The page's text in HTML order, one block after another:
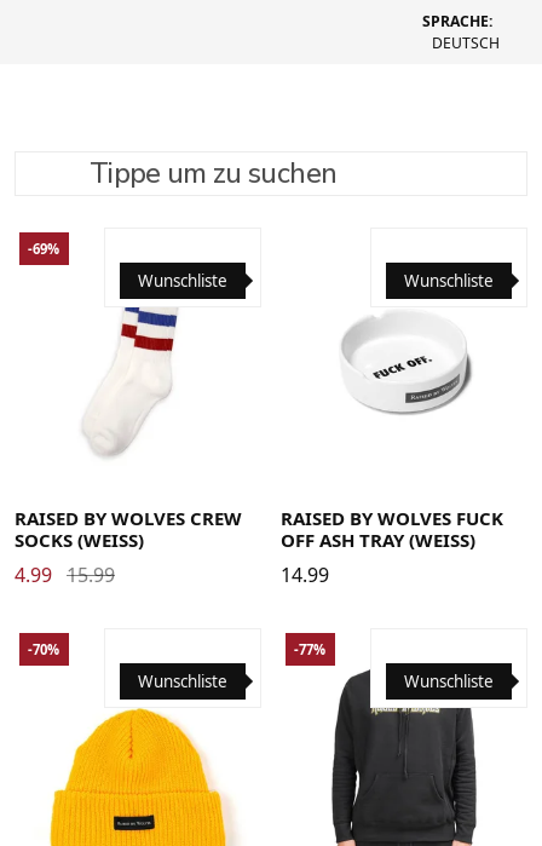
SPRACHE:
DEUTSCH
Tippe um zu suchen
SUCHE VERFEINERN EMPFOHLEN
Wunschliste
-69%
RAISED BY WOLVES CREW
SOCKS (WEISS)
4.99 15.99
Wunschliste
RAISED BY WOLVES FUCK
OFF ASH TRAY (WEISS)
14.99
Wunschliste
-70%
Wunschliste
-77%